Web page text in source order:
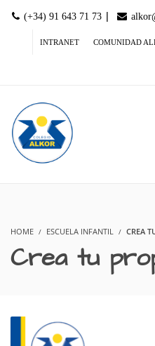
(+34) 91 643 71 73 |
INTRANET COMUNIDAD
HOME ESCUELA INFANTIL CREA
Crea tu